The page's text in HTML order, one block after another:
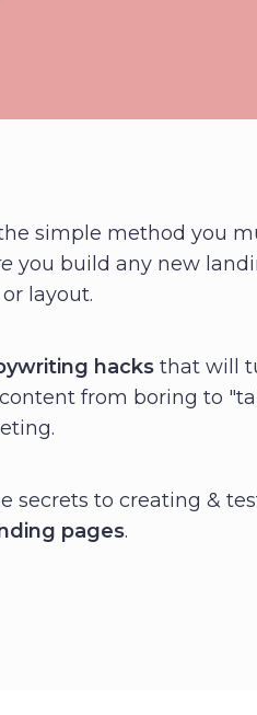
simple method you
you build any new
layout.
hacks that will
from boring to
secrets to creating &
pages.